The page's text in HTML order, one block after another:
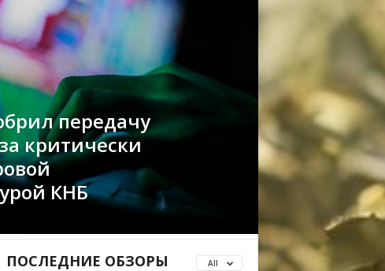
передачу
критически
КНБ
ПОСЛЕДНИЕ ОБЗОРЫ All